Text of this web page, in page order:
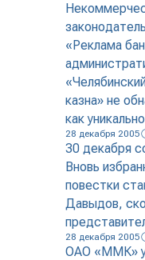
«Реклама
казна» не
как
28 декабря 2005
30 декабря
Вновь
повестки
Давыдов,
28 декабря 2005
ОАО «ММК»